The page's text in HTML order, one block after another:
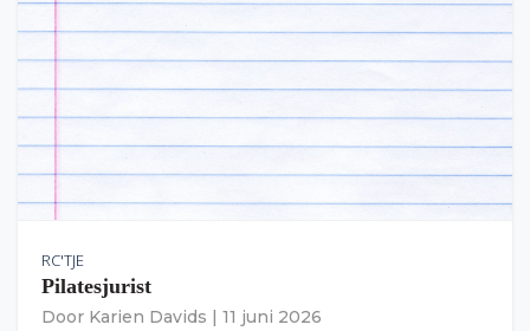
RC'TJE
Pilatesjurist
Door Karien Davids 11 juni 2026